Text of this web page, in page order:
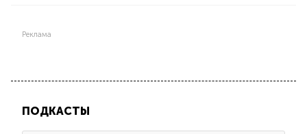
Реклама
ПОДКАСТЫ